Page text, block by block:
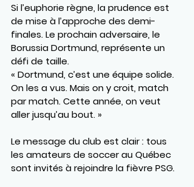
Si l’euphorie règne, la prudence est
de mise à l’approche des demi-
finales. Le prochain adversaire, le
Borussia Dortmund, représente un
défi de taille.
« Dortmund, c’est une équipe solide.
On les a vus. Mais on y croit, match
par match. Cette année, on veut
aller jusqu’au bout. »
Le message du club est clair : tous
les amateurs de soccer au Québec
sont invités à rejoindre la fièvre PSG.